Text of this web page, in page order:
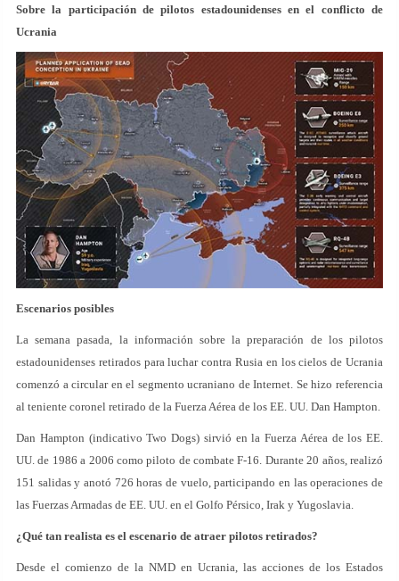
Sobre la participación de pilotos estadounidenses en el conflicto de
Ucrania
Escenarios posibles
La semana pasada, la información sobre la preparación de los pilotos
estadounidenses retirados para luchar contra Rusia en los cielos de Ucrania
comenzó a circular en el segmento ucraniano de Internet. Se hizo referencia
al teniente coronel retirado de la Fuerza Aérea de los EE. UU. Dan Hampton.
Dan Hampton (indicativo Two Dogs) sirvió en la Fuerza Aérea de los EE.
UU. de 1986 a 2006 como piloto de combate F-16. Durante 20 años, realizó
151 salidas y anotó 726 horas de vuelo, participando en las operaciones de
las Fuerzas Armadas de EE. UU. en el Golfo Pérsico, Irak y Yugoslavia.
¿Qué tan realista es el escenario de atraer pilotos retirados?
Desde el comienzo de la NMD en Ucrania, las acciones de los Estados